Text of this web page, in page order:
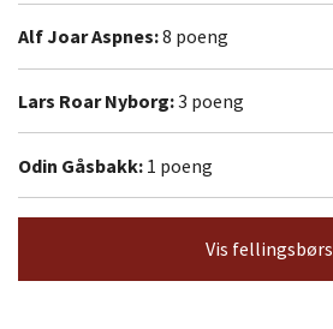
Alf Joar Aspnes:8 poeng
Lars Roar Nyborg:3 poeng
Odin Gåsbakk: 1 poeng
Vis fellingsbørs